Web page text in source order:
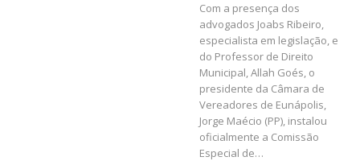
Com a presença dos
advogados Joabs Ribeiro,
especialista em legislação, e
do Professor de Direito
Municipal, Allah Goés, o
presidente da Câmara de
Vereadores de Eunápolis,
Jorge Maécio (PP), instalou
oficialmente a Comissão
Especial de…